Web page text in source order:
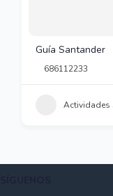
Guía Santander
686112233
Actividades